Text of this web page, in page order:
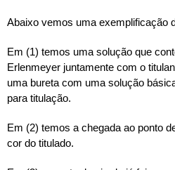
Abaixo vemos uma exemplificação
Em (1) temos uma solução que
Erlenmeyer juntamente com o
uma bureta com uma solução
para titulação.
Em (2) temos a chegada ao ponto
cor do titulado.